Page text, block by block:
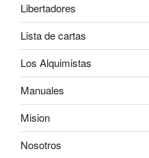
Libertadores
Lista de cartas
Los Alquimistas
Manuales
Mision
Nosotros